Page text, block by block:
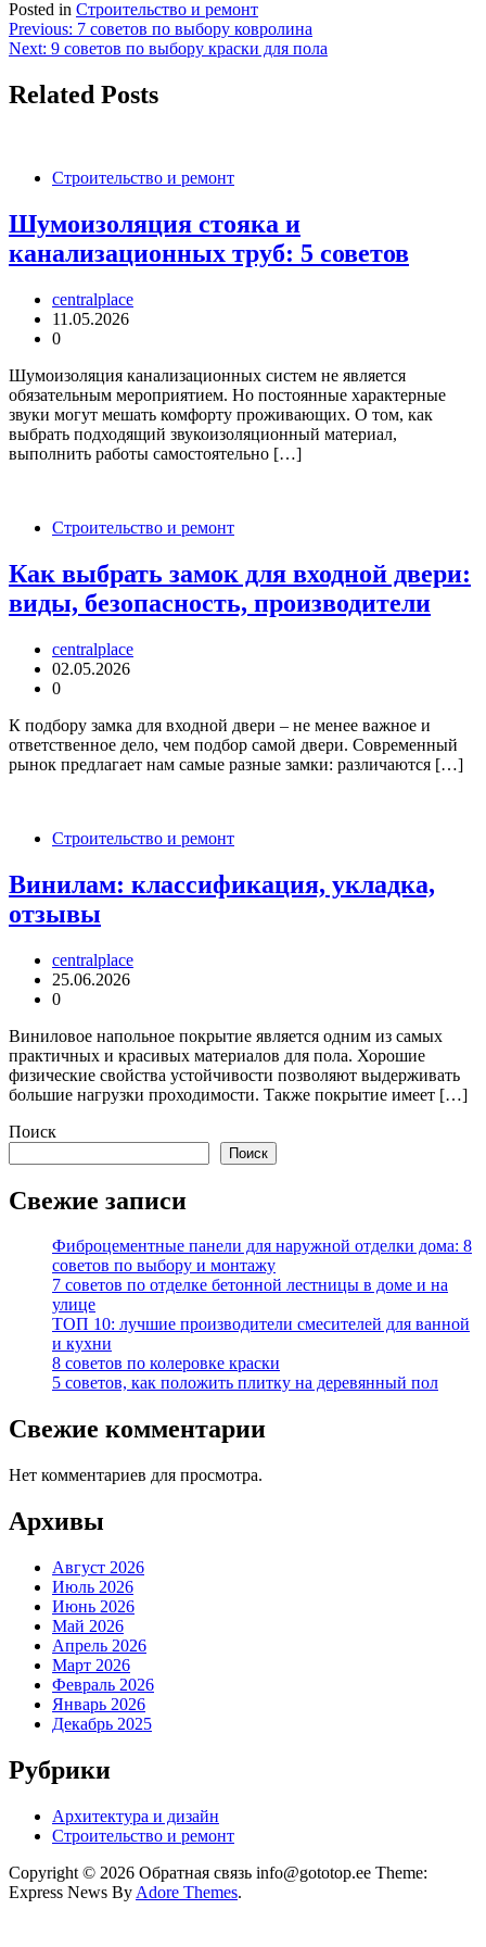
Posted in Строительство и ремонт
Навигация
по
записям
Previous: 7 советов по выбору ковролина
Next: 9 советов по выбору краски для пола
Related Posts
Строительство и ремонт
Шумоизоляция стояка и
канализационных труб: 5 советов
centralplace
11.05.2026
0
Шумоизоляция канализационных систем не является
обязательным мероприятием. Но постоянные характерные
звуки могут мешать комфорту проживающих. О том, как
выбрать подходящий звукоизоляционный материал,
выполнить работы самостоятельно […]
Строительство и ремонт
Как выбрать замок для входной двери:
виды, безопасность, производители
centralplace
02.05.2026
0
К подбору замка для входной двери – не менее важное и
ответственное дело, чем подбор самой двери. Современный
рынок предлагает нам самые разные замки: различаются […]
Строительство и ремонт
Винилам: классификация, укладка,
отзывы
centralplace
25.06.2026
0
Виниловое напольное покрытие является одним из самых
практичных и красивых материалов для пола. Хорошие
физические свойства устойчивости позволяют выдерживать
большие нагрузки проходимости. Также покрытие имеет […]
Поиск
Поиск
Свежие записи
Фиброцементные панели для наружной отделки дома: 8
советов по выбору и монтажу
7 советов по отделке бетонной лестницы в доме и на
улице
ТОП 10: лучшие производители смесителей для ванной
и кухни
8 советов по колеровке краски
5 советов, как положить плитку на деревянный пол
Свежие комментарии
Нет комментариев для просмотра.
Архивы
Август 2026
Июль 2026
Июнь 2026
Май 2026
Апрель 2026
Март 2026
Февраль 2026
Январь 2026
Декабрь 2025
Рубрики
Архитектура и дизайн
Строительство и ремонт
Copyright © 2026 Обратная связь info@gototop.ee Theme:
Express News By Adore Themes.